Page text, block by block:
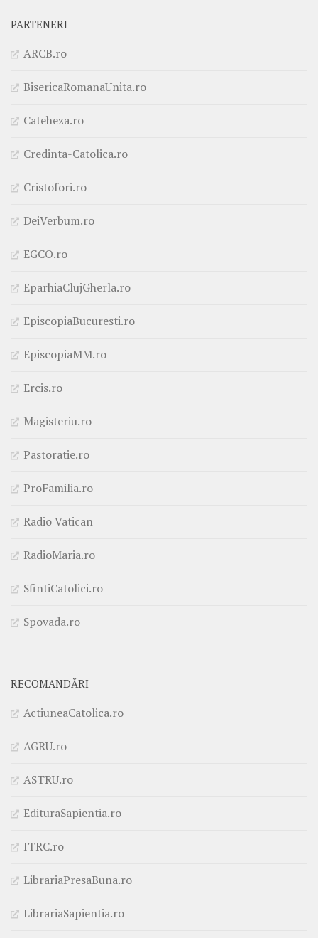
PARTENERI
ARCB.ro
BisericaRomanaUnita.ro
Cateheza.ro
Credinta-Catolica.ro
Cristofori.ro
DeiVerbum.ro
EGCO.ro
EparhiaClujGherla.ro
EpiscopiaBucuresti.ro
EpiscopiaMM.ro
Ercis.ro
Magisteriu.ro
Pastoratie.ro
ProFamilia.ro
Radio Vatican
RadioMaria.ro
SfintiCatolici.ro
Spovada.ro
RECOMANDĂRI
ActiuneaCatolica.ro
AGRU.ro
ASTRU.ro
EdituraSapientia.ro
ITRC.ro
LibrariaPresaBuna.ro
LibrariaSapientia.ro